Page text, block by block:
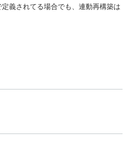
義されてる場合でも、連動再構築は